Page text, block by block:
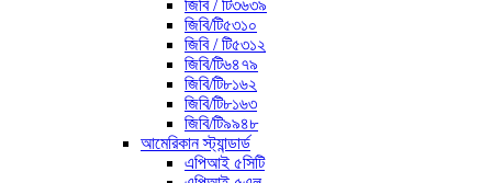
জিবি / টি৩৬৩৯
জিবি/টি৫৩১০
জিবি / টি৫৩১২
জিবি/টি৬৪৭৯
জিবি/টি৮১৬২
জিবি/টি৮১৬৩
জিবি/টি৯৯৪৮
আমেরিকান স্ট্যান্ডার্ড
এপিআই ৫সিটি